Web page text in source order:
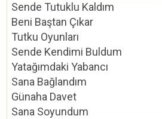
Sende Tutuklu Kaldım
Beni Baştan Çıkar
Tutku Oyunları
Sende Kendimi Buldum
Yatağımdaki Yabancı
Sana Bağlandım
Günaha Davet
Sana Soyundum